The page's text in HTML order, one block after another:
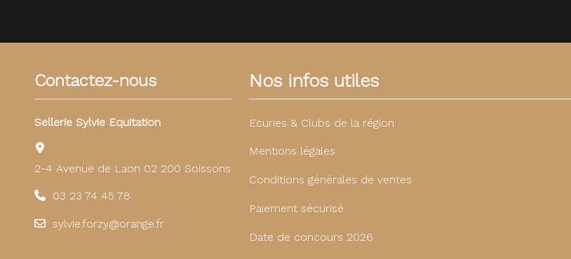
Contactez-nous
Sellerie Sylvie Equitation
2-4 Avenue de Laon 02 200 Soissons
03 23 74 45 78
sylvie.forzy@orange.fr
Nos infos utiles
Ecuries & Clubs de la région
Mentions légales
Conditions générales de ventes
Paiement sécurisé
Date de concours 2026